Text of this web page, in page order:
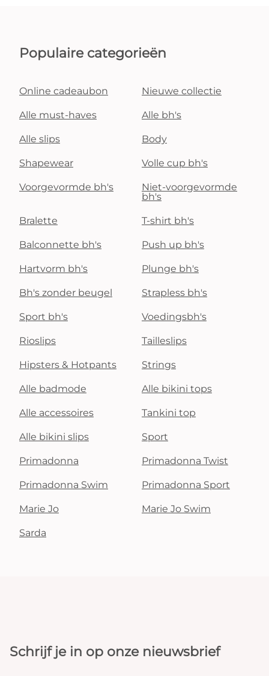
Populaire categorieën
Online cadeaubon Nieuwe collectie
Alle must-haves Alle bh's
Alle slips Body
Shapewear Volle cup bh's
Voorgevormde bh's
Niet-voorgevormde
bh's
Bralette T-shirt bh's
Balconnette bh's Push up bh's
Hartvorm bh's Plunge bh's
Bh's zonder beugel Strapless bh's
Sport bh's Voedingsbh's
Rioslips Tailleslips
Hipsters & Hotpants Strings
Alle badmode Alle bikini tops
Alle accessoires Tankini top
Alle bikini slips Sport
Primadonna Primadonna Twist
Primadonna Swim Primadonna Sport
Marie Jo Marie Jo Swim
Sarda
Schrijf je in op onze nieuwsbrief